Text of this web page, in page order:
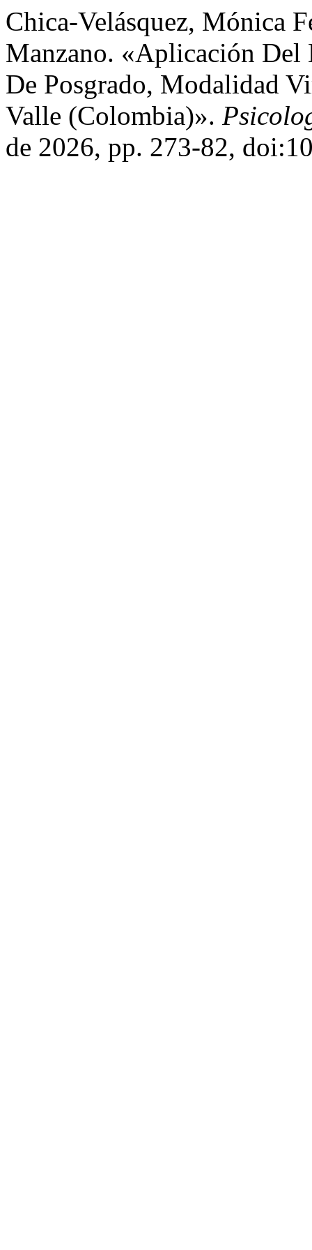
Chica-Velásquez, Mónica
Manzano. «Aplicación
De Posgrado, Modalidad
Valle (Colombia)».
de 2026, pp. 273-82,